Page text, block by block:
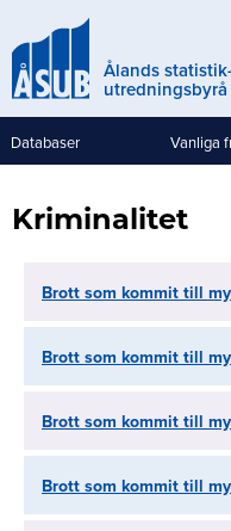
till
huvudinnehållÅlands
utredningsbyrå
Genvägar
Databaser Vanliga
Kriminalitet
Brott som kommit till
Brott som kommit till
Brott som kommit till
Brott som kommit till